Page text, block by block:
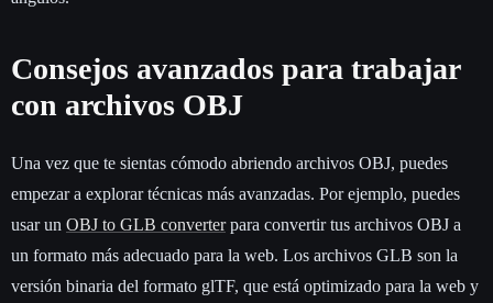
Consejos avanzados para trabajar
con archivos OBJ
Una vez que te sientas cómodo abriendo archivos OBJ, puedes
empezar a explorar técnicas más avanzadas. Por ejemplo, puedes
usar un OBJ to GLB converterpara convertir tus archivos OBJ a
un formato más adecuado para la web. Los archivos GLB son la
versión binaria del formato glTF, que está optimizado para la web y